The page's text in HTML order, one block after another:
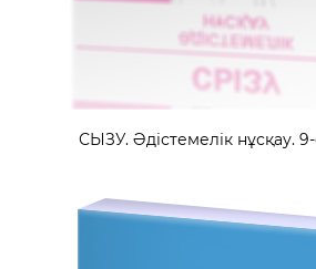
СЫЗУ. Әдістемелік нұсқау.